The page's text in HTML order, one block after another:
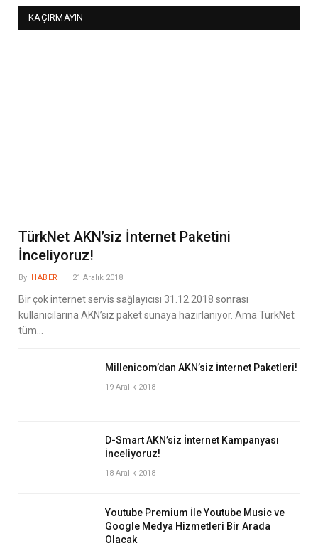
KAÇIRMAYIN
TürkNet AKN’siz İnternet Paketini
İnceliyoruz!
By HABER 21 Aralık 2018
Bir çok internet servis sağlayıcısı 31.12.2018 sonrası
kullanıcılarına AKN’siz paket sunaya hazırlanıyor. Ama TürkNet
tüm…
Millenicom’dan AKN’siz İnternet Paketleri!
19 Aralık 2018
D-Smart AKN’siz İnternet Kampanyası
İnceliyoruz!
18 Aralık 2018
Youtube Premium İle Youtube Music ve
Google Medya Hizmetleri Bir Arada
Olacak